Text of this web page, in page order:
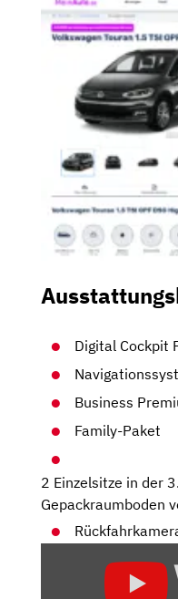
Digital Cockpit
Business
Family-Paket
2 Einzelsitze in der
Gepackraumboden